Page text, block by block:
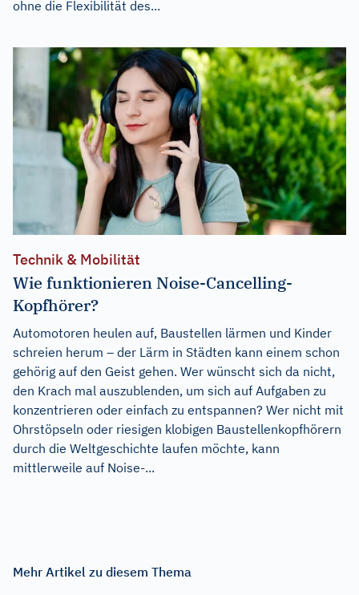
ohne die Flexibilität des...
Technik & Mobilität
Wie funktionieren Noise-Cancelling-
Kopfhörer?
Automotoren heulen auf, Baustellen lärmen und Kinder
schreien herum – der Lärm in Städten kann einem schon
gehörig auf den Geist gehen. Wer wünscht sich da nicht,
den Krach mal auszublenden, um sich auf Aufgaben zu
konzentrieren oder einfach zu entspannen? Wer nicht mit
Ohrstöpseln oder riesigen klobigen Baustellenkopfhörern
durch die Weltgeschichte laufen möchte, kann
mittlerweile auf Noise-...
Mehr Artikel zu diesem Thema